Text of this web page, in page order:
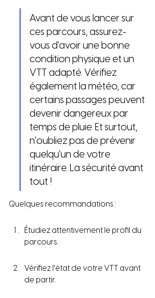
Avant de vous lancer sur
ces parcours, assurez-
vous d'avoir une bonne
condition physique et un
VTT adapté. Vérifiez
également la météo, car
certains passages peuvent
devenir dangereux par
temps de pluie. Et surtout,
n'oubliez pas de prévenir
quelqu'un de votre
itinéraire. La sécurité avant
tout !
Quelques recommandations :
Étudiez attentivement le profil du
parcours.
Vérifiez l'état de votre VTT avant
de partir.